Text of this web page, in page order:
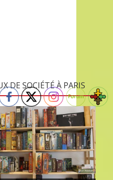
DE SOCIÉTÉ À PARIS